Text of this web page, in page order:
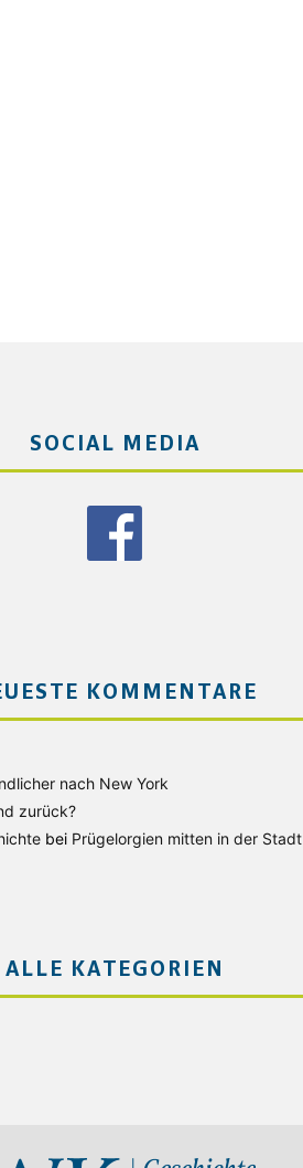
SOCIAL MEDIA
KOMMENTARE
nach New York
zurück?
bei Prügelorgien mitten in der Stadt
ALLE KATEGORIEN